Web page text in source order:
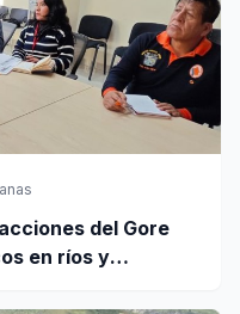
del Gore
en ríos y